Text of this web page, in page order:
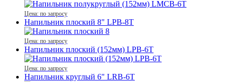
Цена: по запросу
Напильник плоский 8" LPB-8T
Цена: по запросу
Напильник плоский (152мм) LPB-6T
Цена: по запросу
Напильник круглый 6" LRB-6T